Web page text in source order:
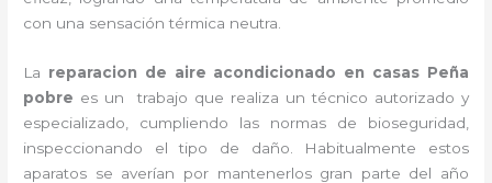
con una sensación térmica neutra.
La reparacion de aire acondicionado en casas Peña
pobre es un
trabajo que realiza un técnico autorizado y
especializado, cumpliendo las normas de bioseguridad,
inspeccionando el tipo de daño. Habitualmente estos
aparatos se averían por mantenerlos gran parte del año